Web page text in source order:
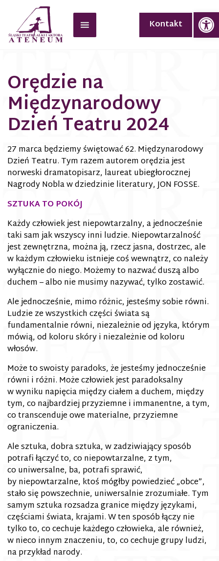
Kontakt
Orędzie na
Międzynarodowy
Dzień Teatru 2024
27 marca będziemy świętować 62. Międzynarodowy
Dzień Teatru. Tym razem autorem orędzia jest
norweski dramatopisarz, laureat ubiegłorocznej
Nagrody Nobla w dziedzinie literatury, JON FOSSE.
SZTUKA TO POKÓJ
Każdy człowiek jest niepowtarzalny, a jednocześnie
taki sam jak wszyscy inni ludzie. Niepowtarzalność
jest zewnętrzna, można ją, rzecz jasna, dostrzec, ale
w każdym człowieku istnieje coś wewnątrz, co należy
wyłącznie do niego. Możemy to nazwać duszą albo
duchem – albo nie musimy nazywać, tylko zostawić.
Ale jednocześnie, mimo różnic, jesteśmy sobie równi.
Ludzie ze wszystkich części świata są
fundamentalnie równi, niezależnie od języka, którym
mówią, od koloru skóry i niezależnie od koloru
włosów.
Może to swoisty paradoks, że jesteśmy jednocześnie
równi i różni. Może człowiek jest paradoksalny
w wyniku napięcia między ciałem a duchem, między
tym, co najbardziej przyziemne i immanentne, a tym,
co transcenduje owe materialne, przyziemne
ograniczenia.
Ale sztuka, dobra sztuka, w zadziwiający sposób
potrafi łączyć to, co niepowtarzalne, z tym,
co uniwersalne, ba, potrafi sprawić,
by niepowtarzalne, ktoś mógłby powiedzieć „obce”,
stało się powszechnie, uniwersalnie zrozumiałe. Tym
samym sztuka rozsadza granice między językami,
częściami świata, krajami. W ten sposób łączy nie
tylko to, co cechuje każdego człowieka, ale również,
w nieco innym znaczeniu, to, co cechuje grupy ludzi,
na przykład narody.